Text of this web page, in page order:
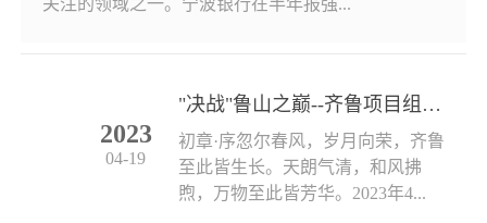
关注的领域之一。宁波银行在半年报强...
2023
04-19
"决战"鲁山之巅--齐鲁项目组春日活动小记
初章·序忽尔春风，岁月向荣，齐鲁
至此皆生长。天朗气清，和风拂
煦，万物至此皆芳华。2023年4...